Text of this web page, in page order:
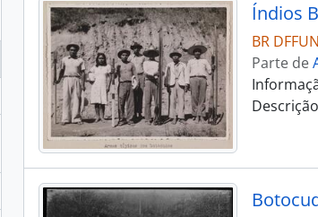
Índios
BR
Parte de